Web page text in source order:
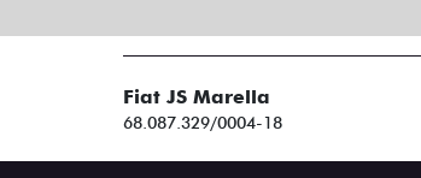
Fiat JS Marella
68.087.329/0004-18